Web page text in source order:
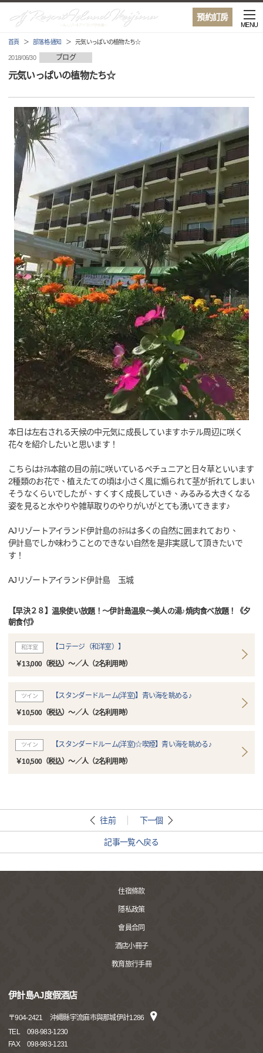
預約訂房
MENU
首頁 部落格·通知 元気いっぱいの植物たち☆
2018/06/30 ブログ
元気いっぱいの植物たち☆
本日は左右される天候の中元気に成長していますホテル周辺に咲く
花々を紹介したいと思います！
こちらはﾎﾃﾙ本館の目の前に咲いているペチュニアと日々草といいます
2種類のお花で、植えたての頃は小さく風に煽られて茎が折れてしまい
そうなくらいでしたが、すくすく成長していき、みるみる大きくなる
姿を見ると水やりや雑草取りのやりがいがとても湧いてきます♪
AJリゾートアイランド伊計島のﾎﾃﾙは多くの自然に囲まれており、
伊計島でしか味わうことのできない自然を是非実感して頂きたいで
す！
AJリゾートアイランド伊計島 玉城
【早決２８】温泉使い放題！～伊計島温泉～美人の湯♪焼肉食べ放題！《夕
朝食付》
和洋室 【コテージ（和洋室）】
￥13,000（税込）～／人（2名利用時）
ツイン 【スタンダードルーム(洋室)】青い海を眺める♪
￥10,500（税込）～／人（2名利用時）
ツイン 【スタンダードルーム(洋室)☆喫煙】青い海を眺める♪
￥10,500（税込）～／人（2名利用時）
往前 下一個
記事一覧へ戻る
住宿條款
隱私政策
會員合同
酒店小冊子
教育旅行手冊
伊計島AJ度假酒店
〒904-2421
沖繩縣宇流麻市與那城伊計1286
TEL
098-983-1230
FAX
098-983-1231